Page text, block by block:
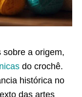
sobre a origem,
do crochê.
histórica no
das artes